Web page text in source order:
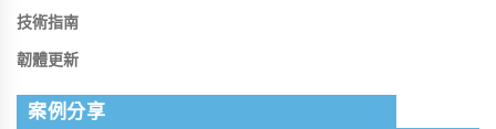
技術指南
韌體更新
案例分享